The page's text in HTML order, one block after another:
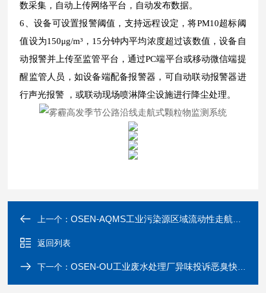
数采集，自动上传网络平台，自动发布数据。
6、设备可设置报警阈值，支持远程设定，将PM10超标阈
值设为150μg/m³，15分钟内平均浓度超过该数值，设备自
动报警并上传至监管平台，通过PC端平台或移动微信端提
醒监管人员，如设备端配备报警器，可自动联动报警器进
行声光报警 ，或联动现场喷淋降尘设施进行降尘处理。
上一个：OSEN-AQMS工业污染源区域流动性走航环境监测终端设备
返回列表
下一个：OSEN-OU工业废水处理厂异味投诉恶臭快速监测系统